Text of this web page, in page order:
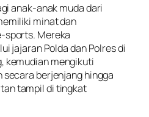
anak-anak muda dari
minat dan
sports. Mereka
jajaran Polda dan Polres di
kemudian mengikuti
berjenjang hingga
tampil di tingkat